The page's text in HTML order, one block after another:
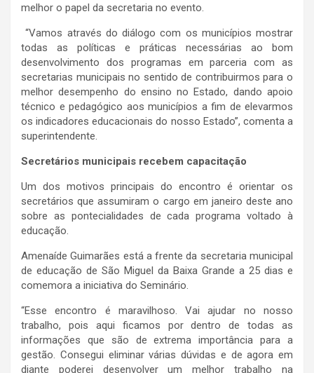
melhor o papel da secretaria no evento.
“Vamos através do diálogo com os municípios mostrar
todas as políticas e práticas necessárias ao bom
desenvolvimento dos programas em parceria com as
secretarias municipais no sentido de contribuirmos para o
melhor desempenho do ensino no Estado, dando apoio
técnico e pedagógico aos municípios a fim de elevarmos
os indicadores educacionais do nosso Estado”, comenta a
superintendente.
Secretários municipais recebem capacitação
Um dos motivos principais do encontro é orientar os
secretários que assumiram o cargo em janeiro deste ano
sobre as pontecialidades de cada programa voltado à
educação.
Amenaíde Guimarães está a frente da secretaria municipal
de educação de São Miguel da Baixa Grande a 25 dias e
comemora a iniciativa do Seminário.
“Esse encontro é maravilhoso. Vai ajudar no nosso
trabalho, pois aqui ficamos por dentro de todas as
informações que são de extrema importância para a
gestão. Consegui eliminar várias dúvidas e de agora em
diante poderei desenvolver um melhor trabalho na